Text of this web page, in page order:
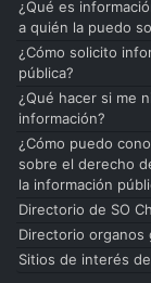
¿Qué es
a quién la puedo
¿Cómo solicito
pública?
¿Qué hacer si me
información?
¿Cómo puedo
sobre el derecho
la información
Directorio de SO
Directorio organos
Sitios de interés